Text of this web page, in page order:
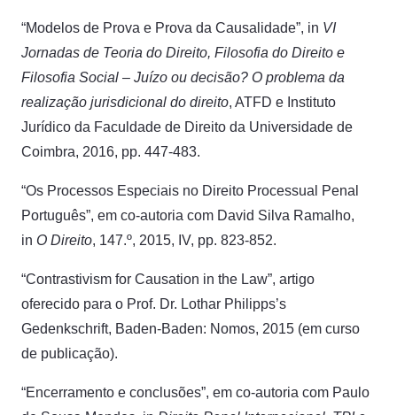
“Modelos de Prova e Prova da Causalidade”, in VI
Jornadas de Teoria do Direito, Filosofia do Direito e
Filosofia Social – Juízo ou decisão? O problema da
realização jurisdicional do direito, ATFD e Instituto
Jurídico da Faculdade de Direito da Universidade de
Coimbra, 2016, pp. 447-483.
“Os Processos Especiais no Direito Processual Penal
Português”, em co-autoria com David Silva Ramalho,
in O Direito, 147.º, 2015, IV, pp. 823-852.
“Contrastivism for Causation in the Law”, artigo
oferecido para o Prof. Dr. Lothar Philipps’s
Gedenkschrift, Baden-Baden: Nomos, 2015 (em curso
de publicação).
“Encerramento e conclusões”, em co-autoria com Paulo